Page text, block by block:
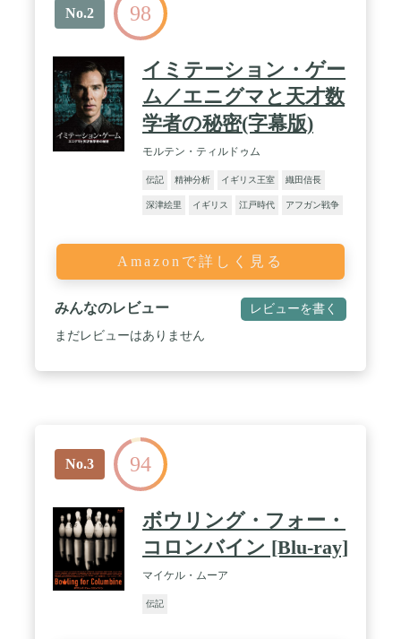
No.2 98
イミテーション・ゲー
ム／エニグマと天才数
学者の秘密(字幕版)
モルテン・ティルドゥム
伝記 精神分析 イギリス王室 織田信長
深津絵里 イギリス 江戸時代 アフガン戦争
Amazonで詳しく見る
みんなのレビュー レビューを書く
まだレビューはありません
No.3 94
ボウリング・フォー・
コロンバイン [Blu-ray]
マイケル・ムーア
伝記